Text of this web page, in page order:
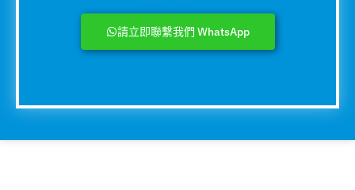
請立即聯繫我們 WhatsApp